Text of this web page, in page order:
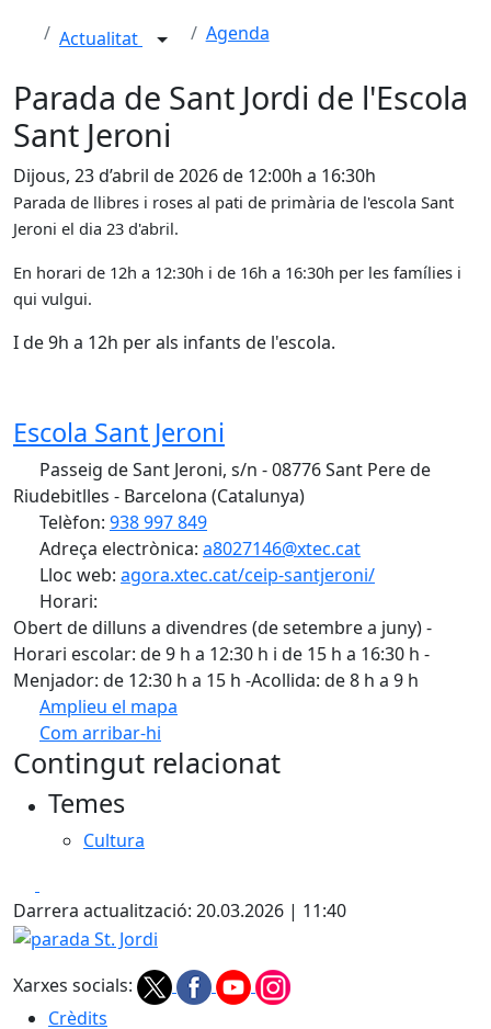
Actualitat Agenda
Parada de Sant Jordi de l'Escola
Sant Jeroni
Dijous, 23 d’abril de 2026 de 12:00h a 16:30h
Parada de llibres i roses al pati de primària de l'escola Sant
Jeroni el dia 23 d'abril.
En horari de 12h a 12:30h i de 16h a 16:30h per les famílies i
qui vulgui.
I de 9h a 12h per als infants de l'escola.
Escola Sant Jeroni
Passeig de Sant Jeroni, s/n - 08776 Sant Pere de
Riudebitlles - Barcelona (Catalunya)
Telèfon: 938 997 849
Adreça electrònica: a8027146@xtec.cat
Lloc web: agora.xtec.cat/ceip-santjeroni/
Horari:
Obert de dilluns a divendres (de setembre a juny) -
Horari escolar: de 9 h a 12:30 h i de 15 h a 16:30 h -
Menjador: de 12:30 h a 15 h -Acollida: de 8 h a 9 h
Amplieu el mapa
Com arribar-hi
+
Contingut relacionat
Temes
Cultura
Darrera actualització: 20.03.2026 | 11:40
parada St. Jordi
Xarxes socials:
Crèdits